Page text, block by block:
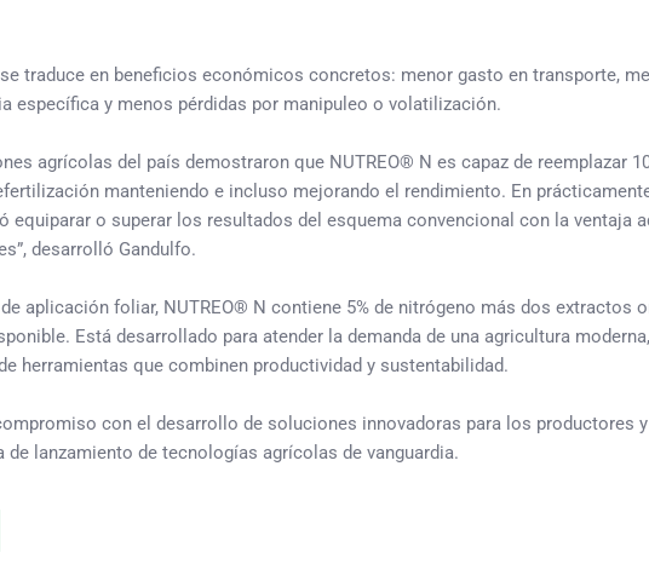
traduce en beneficios económicos concretos: menor gasto en transporte,
específica y menos pérdidas por manipuleo o volatilización.
agrícolas del país demostraron que NUTREO® N es capaz de reemplazar
manteniendo e incluso mejorando el rendimiento. En
equiparar o superar los resultados del esquema convencional con la ventaja
desarrolló Gandulfo.
aplicación foliar, NUTREO® N contiene 5% de nitrógeno más dos extractos
Está desarrollado para atender la demanda de una agricultura
herramientas que combinen productividad y sustentabilidad.
con el desarrollo de soluciones innovadoras para los productores y
lanzamiento de tecnologías agrícolas de vanguardia.